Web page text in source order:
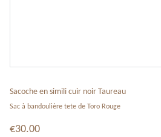
Sacoche en simili cuir noir Taureau
Sac à bandoulière tete de Toro Rouge
€30.00